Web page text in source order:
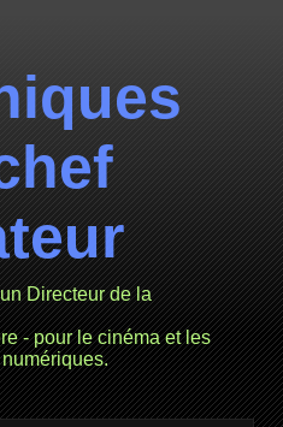
Directeur de la
- pour le cinéma et les